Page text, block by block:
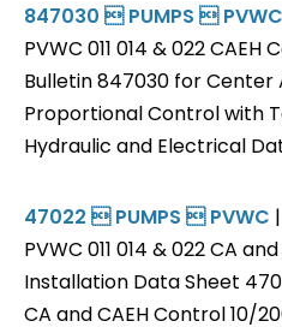
847030  PUMPS  PVWC
PVWC 011 014 & 022
Bulletin 847030 for Center
Proportional Control with
Hydraulic and Electrical
47022  PUMPS  PVWC
PVWC 011 014 & 022 CA
Installation Data Sheet
CA and CAEH Control 10/